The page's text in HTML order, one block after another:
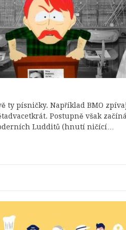
ty písničky. Například BMO
Postupně však
Ludditů (hnutí ničící…